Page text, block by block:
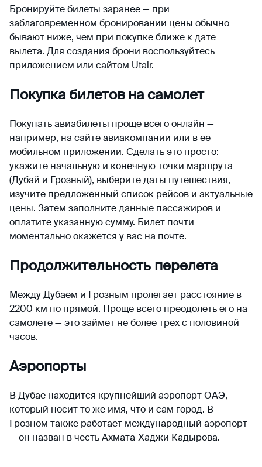
Бронируйте билеты заранее — при
заблаговременном бронировании цены обычно
бывают ниже, чем при покупке ближе к дате
вылета. Для создания брони воспользуйтесь
приложением или сайтом Utair.
Покупка билетов на самолет
Покупать авиабилеты проще всего онлайн —
например, на сайте авиакомпании или в ее
мобильном приложении. Сделать это просто:
укажите начальную и конечную точки маршрута
(Дубай и Грозный), выберите даты путешествия,
изучите предложенный список рейсов и актуальные
цены. Затем заполните данные пассажиров и
оплатите указанную сумму. Билет почти
моментально окажется у вас на почте.
Продолжительность перелета
Между Дубаем и Грозным пролегает расстояние в
2200 км по прямой. Проще всего преодолеть его на
самолете — это займет не более трех с половиной
часов.
Аэропорты
В Дубае находится крупнейший аэропорт ОАЭ,
который носит то же имя, что и сам город. В
Грозном также работает международный аэропорт
— он назван в честь Ахмата-Хаджи Кадырова.